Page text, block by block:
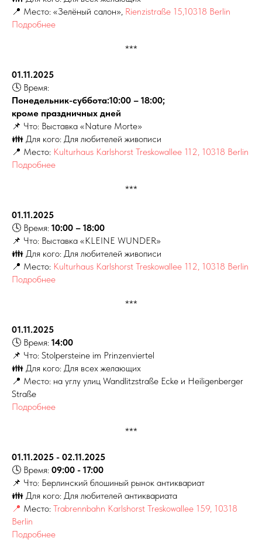
📍 Место: «Зелёный салон», Rienzistraße 15,10318 Berlin
Подробнее
***
01.11.2025
🕓 Время:
Понедельник-суббота:10:00 – 18:00;
кроме праздничных дней
📌 Что: Выставка «Nature Morte»
👪 Для кого: Для любителей живописи
📍 Место: Kulturhaus Karlshorst Treskowallee 112, 10318 Berlin
Подробнее
***
01.11.2025
🕓 Время: 10:00 – 18:00
📌 Что: Выставка «KLEINE WUNDER»
👪 Для кого: Для любителей живописи
📍 Место: Kulturhaus Karlshorst Treskowallee 112, 10318 Berlin
Подробнее
***
01.11.2025
🕓 Время: 14:00
📌 Что: Stolpersteine im Prinzenviertel
👪 Для кого: Для всех желающих
📍 Место: на углу улиц Wandlitzstraße Ecke и Heiligenberger
Straße
Подробнее
***
01.11.2025 - 02.11.2025
🕓 Время: 09:00 - 17:00
📌 Что: Берлинский блошиный рынок антиквариат
👪 Для кого: Для любителей антиквариата
📍 Место: Trabrennbahn Karlshorst Treskowallee 159, 10318
Berlin
Подробнее